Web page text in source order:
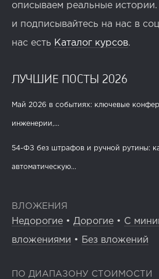
описываем реальные истории.
и подписывайтесь на нас в
нас есть Каталог курсов.
ЛУЧШИЕ ПОСТЫ 2026
Май 2026 в событиях: ключевые
инженерии,...
54-ФЗ без штрафов и ручной рутины:
автоматическую...
ВЛОЖЕНИЯ
Недорогие • Дорогие • С
вложениями • Без вложений
ПО ДИАПАЗОНУ СТОИМОСТИ